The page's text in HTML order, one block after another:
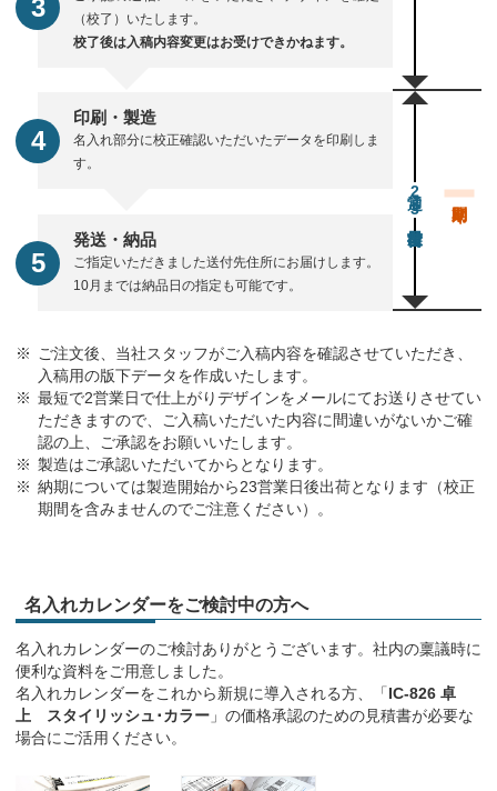
（校了）いたします。
校了後は入稿内容変更はお受けできかねます。
印刷・製造
名入れ部分に校正確認いただいたデータを印刷しま
す。
発送・納品
ご指定いただきました送付先住所にお届けします。
10月までは納品日の指定も可能です。
通常23営業日後出荷
ご注文後、当社スタッフがご入稿内容を確認させていただき、
入稿用の版下データを作成いたします。
最短で2営業日で仕上がりデザインをメールにてお送りさせてい
ただきますので、ご入稿いただいた内容に間違いがないかご確
認の上、ご承認をお願いいたします。
製造はご承認いただいてからとなります。
納期については製造開始から23営業日後出荷となります（校正
期間を含みませんのでご注意ください）。
名入れカレンダーをご検討中の方へ
名入れカレンダーのご検討ありがとうございます。社内の稟議時に
便利な資料をご用意しました。
名入れカレンダーをこれから新規に導入される方、「IC-826 卓
上 スタイリッシュ･カラー 」の価格承認のための見積書が必要な
場合にご活用ください。